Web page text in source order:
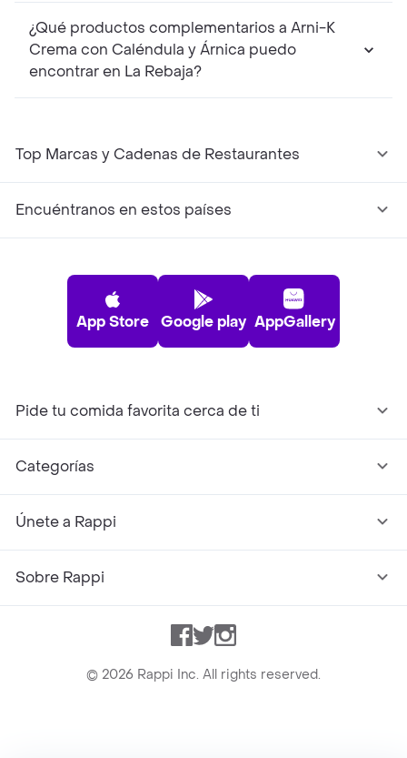
¿Qué productos complementarios a Arni-K
Crema con Caléndula y Árnica puedo
encontrar en La Rebaja?
Top Marcas y Cadenas de Restaurantes
Encuéntranos en estos países
App Store Google play AppGallery
Pide tu comida favorita cerca de ti
Categorías
Únete a Rappi
Sobre Rappi
Facebook
TwitterInstagram
© 2026 Rappi Inc. All rights reserved.